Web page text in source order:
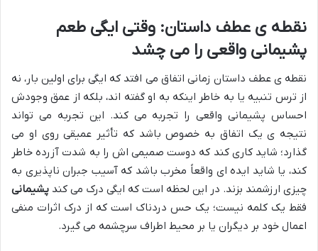
نقطه ی عطف داستان: وقتی ایگی طعم
پشیمانی واقعی را می چشد
نقطه ی عطف داستان زمانی اتفاق می افتد که ایگی برای اولین بار، نه
از ترس تنبیه یا به خاطر اینکه به او گفته اند، بلکه از عمق وجودش
احساس پشیمانی واقعی را تجربه می کند. این تجربه می تواند
نتیجه ی یک اتفاق به خصوص باشد که تأثیر عمیقی روی او می
گذارد؛ شاید کاری کند که دوست صمیمی اش را به شدت آزرده خاطر
کند، یا شاید ایده ای واقعاً مخرب باشد که آسیب جبران ناپذیری به
چیزی ارزشمند بزند. در این لحظه است که ایگی درک می کند پشیمانی
فقط یک کلمه نیست؛ یک حس دردناک است که از درک اثرات منفی
اعمال خود بر دیگران یا بر محیط اطراف سرچشمه می گیرد.